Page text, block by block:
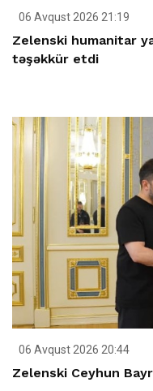
06 Avqust 2026 21:19
Zelenski humanitar
təşəkkür etdi
06 Avqust 2026 20:44
Zelenski Ceyhun